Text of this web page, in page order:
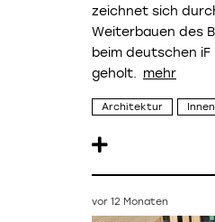
zeichnet sich
Weiterbauen des
beim deutschen
geholt.
Architektur
vor 12 Monaten